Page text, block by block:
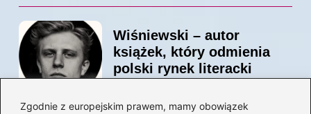
Zgodnie z europejskim prawem, mamy obowiązek
Wiśniewski – autor
książek, który odmienia
polski rynek literacki